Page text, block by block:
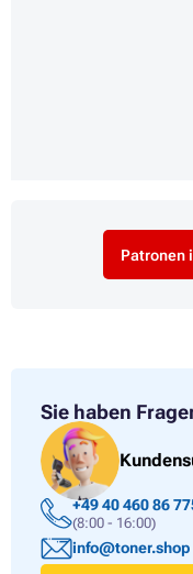
Patronen
Sie haben
+49 40 460 86
(8:00 - 16:00)
info@toner.shop